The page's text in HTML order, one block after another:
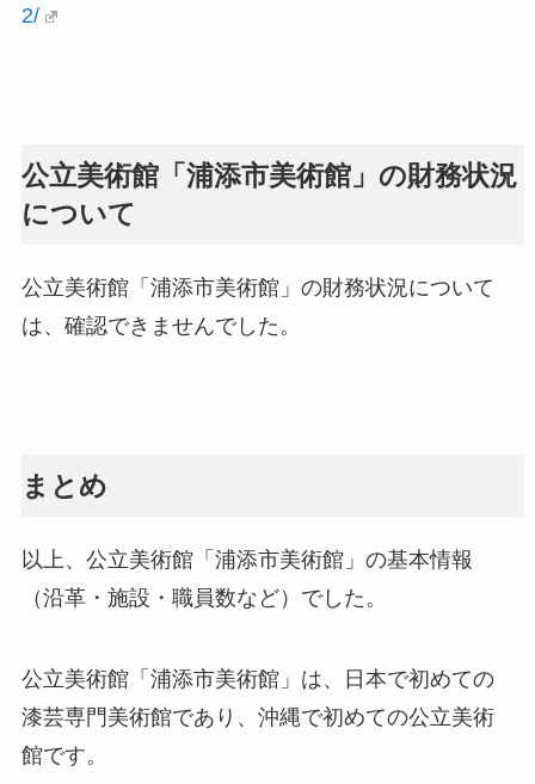
2/
公立美術館「浦添市美術館」の財務状況
について
公立美術館「浦添市美術館」の財務状況について
は、確認できませんでした。
まとめ
以上、公立美術館「浦添市美術館」の基本情報
（沿革・施設・職員数など）でした。
公立美術館「浦添市美術館」は、日本で初めての
漆芸専門美術館であり、沖縄で初めての公立美術
館です。